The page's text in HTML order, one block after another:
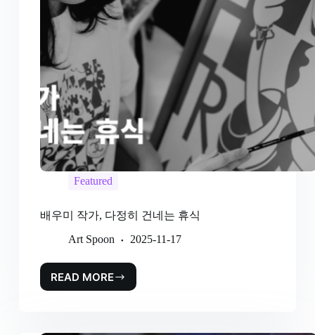
Featured
배우미 작가, 다정히 건네는 휴식
Art Spoon 2025-11-17
READ MORE